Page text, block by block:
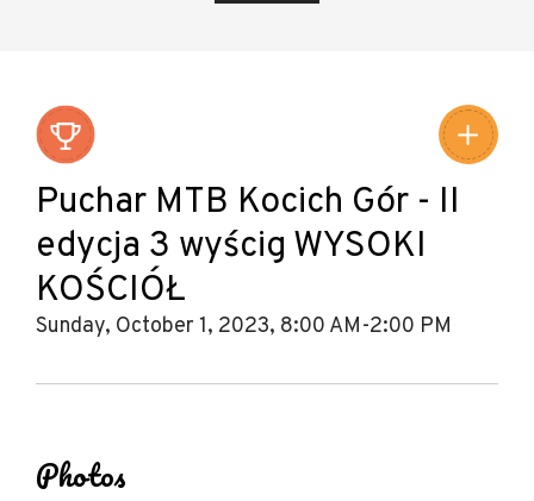
Puchar MTB Kocich Gór - II
edycja 3 wyścig WYSOKI
KOŚCIÓŁ
Sunday, October 1, 2023, 8:00 AM-2:00 PM
Photos